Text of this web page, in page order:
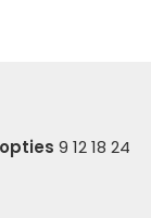
9 1218 24